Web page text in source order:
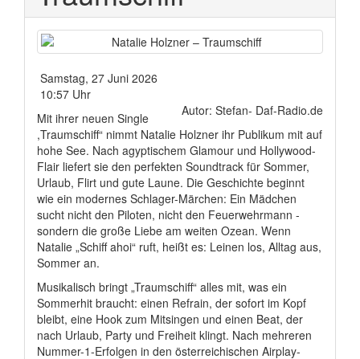
Samstag, 27 Juni 2026
10:57 Uhr
Autor: Stefan- Daf-Radio.de
Mit ihrer neuen Single
,Traumschiff“ nimmt Natalie Holzner ihr Publikum mit auf
hohe See. Nach agyptischem Glamour und Hollywood-
Flair liefert sie den perfekten Soundtrack für Sommer,
Urlaub, Flirt und gute Laune. Die Geschichte beginnt
wie ein modernes Schlager-Märchen: Ein Mädchen
sucht nicht den Piloten, nicht den Feuerwehrmann -
sondern die große Liebe am weiten Ozean. Wenn
Natalie „Schiff ahoi“ ruft, heißt es: Leinen los, Alltag aus,
Sommer an.
Musikalisch bringt „Traumschiff“ alles mit, was ein
Sommerhit braucht: einen Refrain, der sofort im Kopf
bleibt, eine Hook zum Mitsingen und einen Beat, der
nach Urlaub, Party und Freiheit klingt. Nach mehreren
Nummer-1-Erfolgen in den österreichischen Airplay-